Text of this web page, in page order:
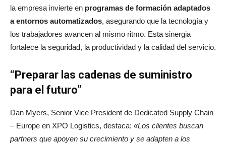
la empresa invierte en programas de formación adaptados
a entornos automatizados, asegurando que la tecnología y
los trabajadores avancen al mismo ritmo. Esta sinergia
fortalece la seguridad, la productividad y la calidad del servicio.
“Preparar las cadenas de suministro
para el futuro”
Dan Myers, Senior Vice President de Dedicated Supply Chain
– Europe en XPO Logistics, destaca: «Los clientes buscan
partners que apoyen su crecimiento y se adapten a los